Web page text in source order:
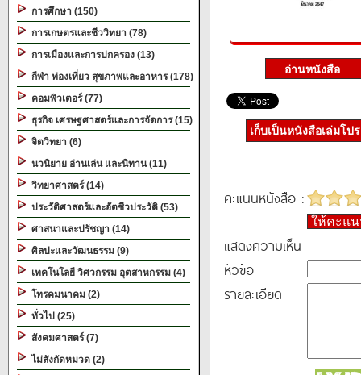
การศึกษา (150)
การเกษตรและชีววิทยา (78)
การเมืองและการปกครอง (13)
กีฬา ท่องเที่ยว สุขภาพและอาหาร (178)
คอมพิวเตอร์ (77)
ธุรกิจ เศรษฐศาสตร์และการจัดการ (15)
จิตวิทยา (6)
นวนิยาย อ่านเล่น และนิทาน (11)
วิทยาศาสตร์ (14)
ประวัติศาสตร์และอัตชีวประวัติ (53)
ศาสนาและปรัชญา (14)
ศิลปะและวัฒนธรรม (9)
เทคโนโลยี วิศวกรรม อุตสาหกรรม (4)
โทรคมนาคม (2)
ทั่วไป (25)
สังคมศาสตร์ (7)
ไม่สังกัดหมวด (2)
เก็บเป็นหนังสือเล่มโป
คะแนนหนังสือ :
ให้คะแ
แสดงความเห็น
หัวข้อ
รายละเอียด